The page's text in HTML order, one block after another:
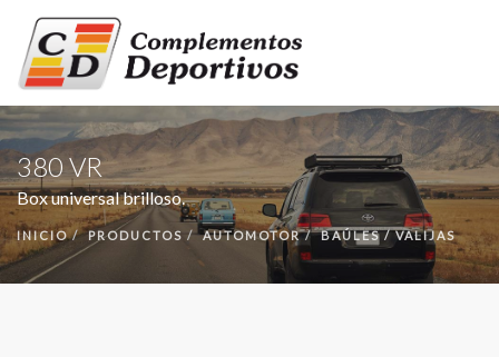
INICIO
PRODUCTOS
NUESTRA EMPRESA
CONTACTO
380 VR
Box universal brilloso.
INICIO PRODUCTOS AUTOMOTOR BAÚLES / VALIJAS